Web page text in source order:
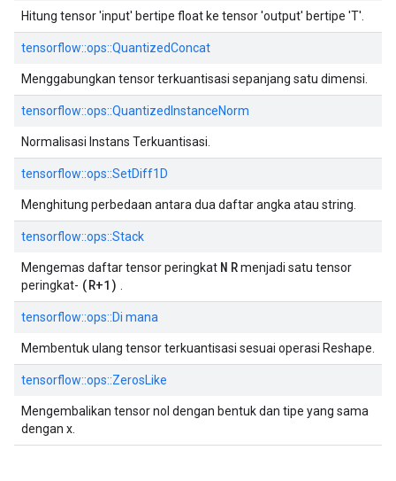
Hitung tensor 'input' bertipe float ke tensor 'output' bertipe 'T'.
tensorflow::ops::QuantizedConcat
Menggabungkan tensor terkuantisasi sepanjang satu dimensi.
tensorflow::ops::QuantizedInstanceNorm
Normalisasi Instans Terkuantisasi.
tensorflow::ops::SetDiff1D
Menghitung perbedaan antara dua daftar angka atau string.
tensorflow::ops::Stack
Mengemas daftar tensor peringkat N Rmenjadi satu tensor
peringkat- (R+1)
tensorflow::ops::Di mana
Membentuk ulang tensor terkuantisasi sesuai operasi Reshape.
tensorflow::ops::ZerosLike
Mengembalikan tensor nol dengan bentuk dan tipe yang sama
dengan x.